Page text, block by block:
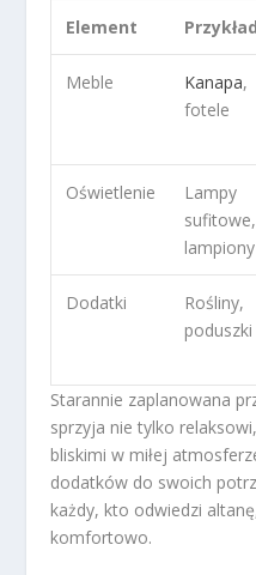
Element Przykład
Meble Kanapa,
fotele
Oświetlenie
Lampy
sufitowe,
lampiony
Dodatki
Rośliny,
poduszki
Starannie zaplanowana
sprzyja nie tylko
bliskimi w miłej
dodatków do swoich
każdy, kto odwiedzi
komfortowo.